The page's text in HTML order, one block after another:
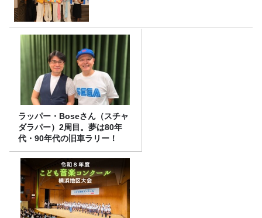
ラッパー・Boseさん（スチャ
ダラパー）2周目。夢は80年
代・90年代の旧車ラリー！